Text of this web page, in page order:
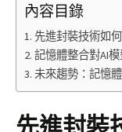
內容目錄
先進封裝技術如
記憶體整合對AI
未來趨勢：記憶